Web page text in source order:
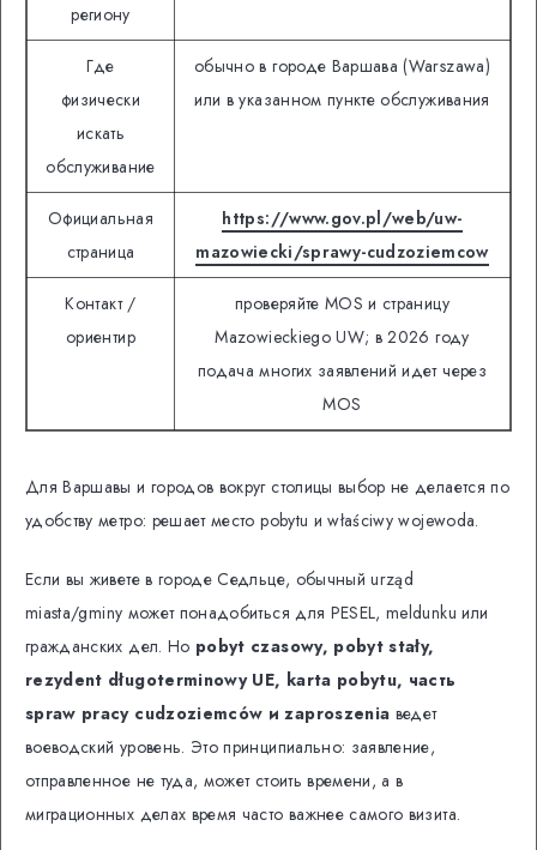
региону
Где
физически
искать
обслуживание
обычно в городе Варшава (Warszawa)
или в указанном пункте обслуживания
Официальная
страница
https://www.gov.pl/web/uw-
mazowiecki/sprawy-cudzoziemcow
Контакт /
ориентир
проверяйте MOS и страницу
Mazowieckiego UW; в 2026 году
подача многих заявлений идет через
MOS
Для Варшавы и городов вокруг столицы выбор не делается по
удобству метро: решает место pobytu и właściwy wojewoda.
Если вы живете в городе Седльце, обычный urząd
miasta/gminy может понадобиться для PESEL, meldunku или
гражданских дел. Но pobyt czasowy, pobyt stały,
rezydent długoterminowy UE, karta pobytu, часть
spraw pracy cudzoziemców и zaproszenia ведет
воеводский уровень. Это принципиально: заявление,
отправленное не туда, может стоить времени, а в
миграционных делах время часто важнее самого визита.